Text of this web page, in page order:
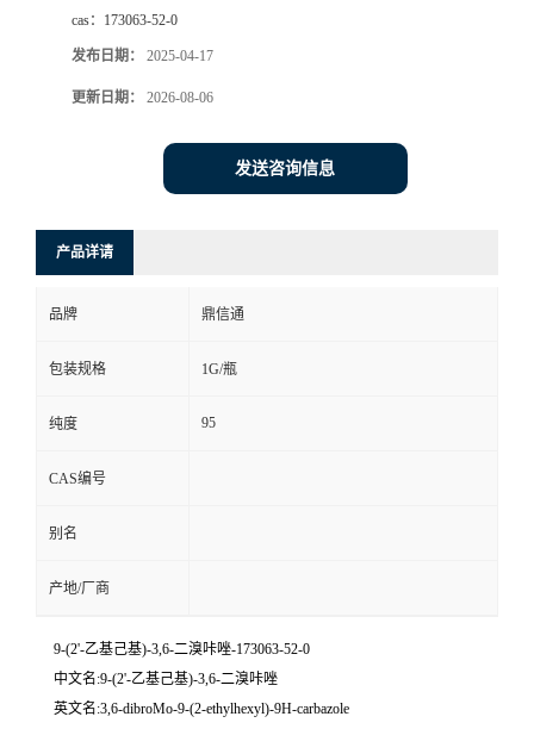
cas： 173063-52-0
发布日期： 2025-04-17
更新日期： 2026-08-06
发送咨询信息
产品详请
品牌 鼎信通
包装规格 1G/瓶
纯度 95
CAS编号
别名
产地/厂商
9-(2'-乙基己基)-3,6-二溴咔唑-173063-52-0
中文名:9-(2'-乙基己基)-3,6-二溴咔唑
英文名:3,6-dibroMo-9-(2-ethylhexyl)-9H-carbazole